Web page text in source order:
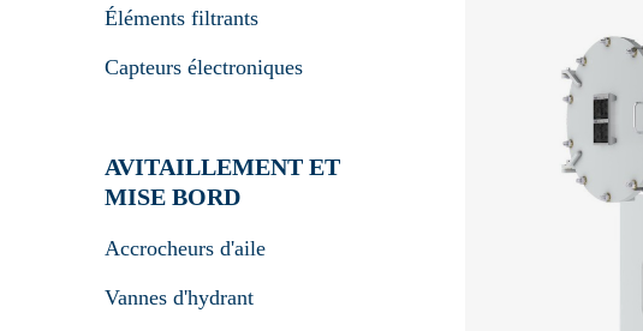
Éléments filtrants
Capteurs électroniques
AVITAILLEMENT ET
MISE BORD
Accrocheurs d'aile
Vannes d'hydrant